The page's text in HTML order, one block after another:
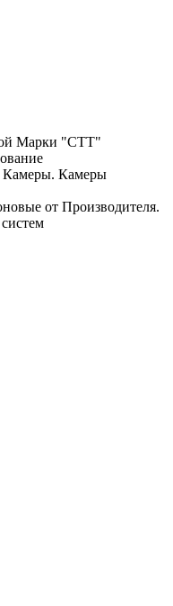
Марки "СТТ"
Камеры. Камеры
от Производителя.